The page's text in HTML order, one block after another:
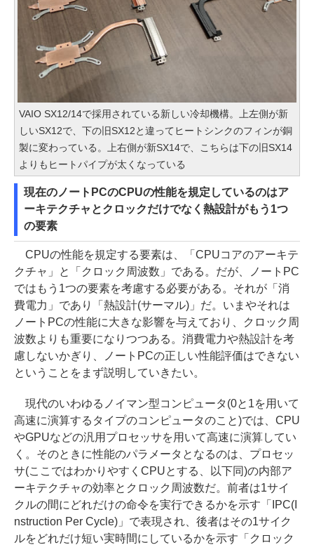
VAIO SX12/14で採用されている新しい冷却機構。上左側が新
しいSX12で、下の旧SX12と違ってヒートシンクのフィンが銅
製に変わっている。上右側が新SX14で、こちらは下の旧SX14
よりもヒートパイプが太くなっている
現在のノートPCのCPUの性能を規定しているのはア
ーキテクチャとクロックだけでなく熱設計がもう1つ
の要素
CPUの性能を規定する要素は、「CPUコアのアーキテ
クチャ」と「クロック周波数」である。だが、ノートPC
ではもう1つの要素を考慮する必要がある。それが「消
費電力」であり「熱設計(サーマル)」だ。いまやそれは
ノートPCの性能に大きな影響を与えており、クロック周
波数よりも重要になりつつある。消費電力や熱設計を考
慮しないかぎり、ノートPCの正しい性能評価はできない
ということをまず説明していきたい。
現代のいわゆるノイマン型コンピュータ(0と1を用いて
高速に演算するタイプのコンピュータのこと)では、CPU
やGPUなどの汎用プロセッサを用いて高速に演算してい
く。そのときに性能のパラメータとなるのは、プロセッ
サ(ここではわかりやすくCPUとする、以下同)の内部ア
ーキテクチャの効率とクロック周波数だ。前者は1サイ
クルの間にどれだけの命令を実行できるかを示す「IPC(I
nstruction Per Cycle)」で表現され、後者はその1サイク
ルをどれだけ短い実時間にしているかを示す「クロック